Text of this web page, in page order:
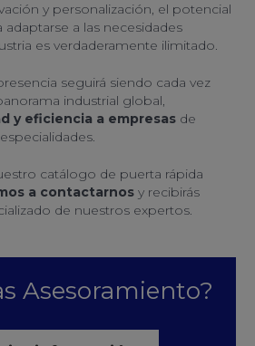
y personalización, el potencial
adaptarse a las necesidades
es verdaderamente ilimitado.
seguirá siendo cada vez
industrial global,
y eficiencia a empresas de
catálogo de puerta rápida
a contactarnos y recibirás
de nuestros expertos.
Asesoramiento?